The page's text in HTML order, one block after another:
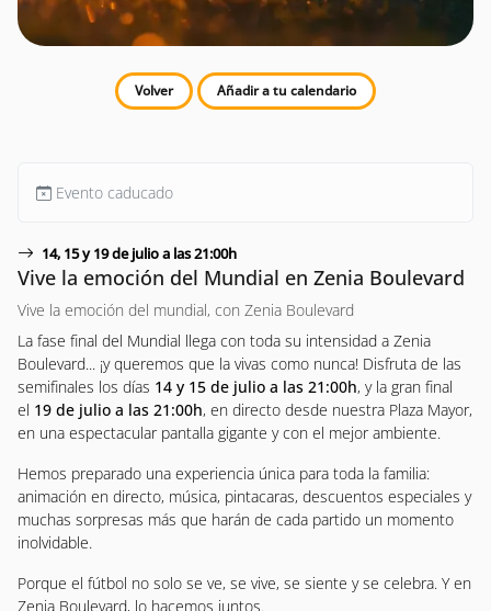
Volver Añadir a tu calendario
Evento caducado
14, 15 y 19 de julio a las 21:00h
Vive la emoción del Mundial en Zenia Boulevard
Vive la emoción del mundial, con Zenia Boulevard
La fase final del Mundial llega con toda su intensidad a Zenia
Boulevard... ¡y queremos que la vivas como nunca! Disfruta de las
semifinales los días 14 y 15 de julio a las 21:00h, y la gran final
el 19 de julio a las 21:00h, en directo desde nuestra Plaza Mayor,
en una espectacular pantalla gigante y con el mejor ambiente.
Hemos preparado una experiencia única para toda la familia:
animación en directo, música, pintacaras, descuentos especiales y
muchas sorpresas más que harán de cada partido un momento
inolvidable.
Porque el fútbol no solo se ve, se vive, se siente y se celebra. Y en
Zenia Boulevard, lo hacemos juntos.